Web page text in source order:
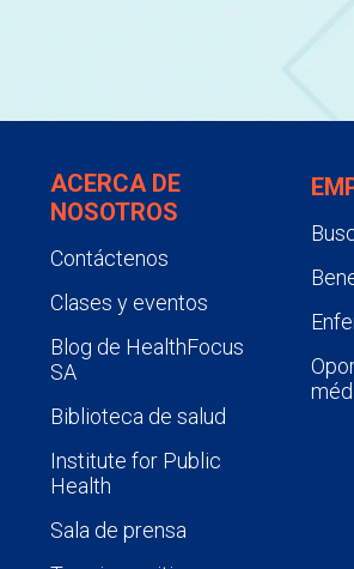
ACERCA DE
NOSOTROS
Contáctenos
Clases y eventos
Blog de HealthFocus
SA
Biblioteca de salud
Institute for Public
Health
Sala de prensa